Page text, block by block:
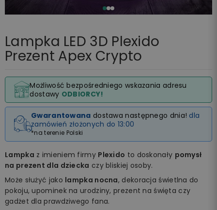
Lampka LED 3D Plexido
Prezent Apex Crypto
Możliwość bezpośredniego wskazania adresu
dostawy ODBIORCY!
Gwarantowana dostawa następnego dnia! dla
zamówień złożonych do 13:00
*na terenie Polski
Lampka z imieniem firmy Plexido to doskonały pomysł
na prezent dla dziecka czy bliskiej osoby.
Może służyć jako lampka nocna, dekoracja świetlna do
pokoju, upominek na urodziny, prezent na święta czy
gadżet dla prawdziwego fana.